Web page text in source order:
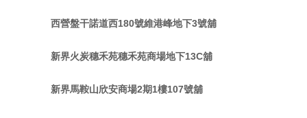
西營盤干諾道西180號維港峰地下3號舖
新界火炭穗禾苑穗禾苑商場地下13C舖
新界馬鞍山欣安商場2期1樓107號舖